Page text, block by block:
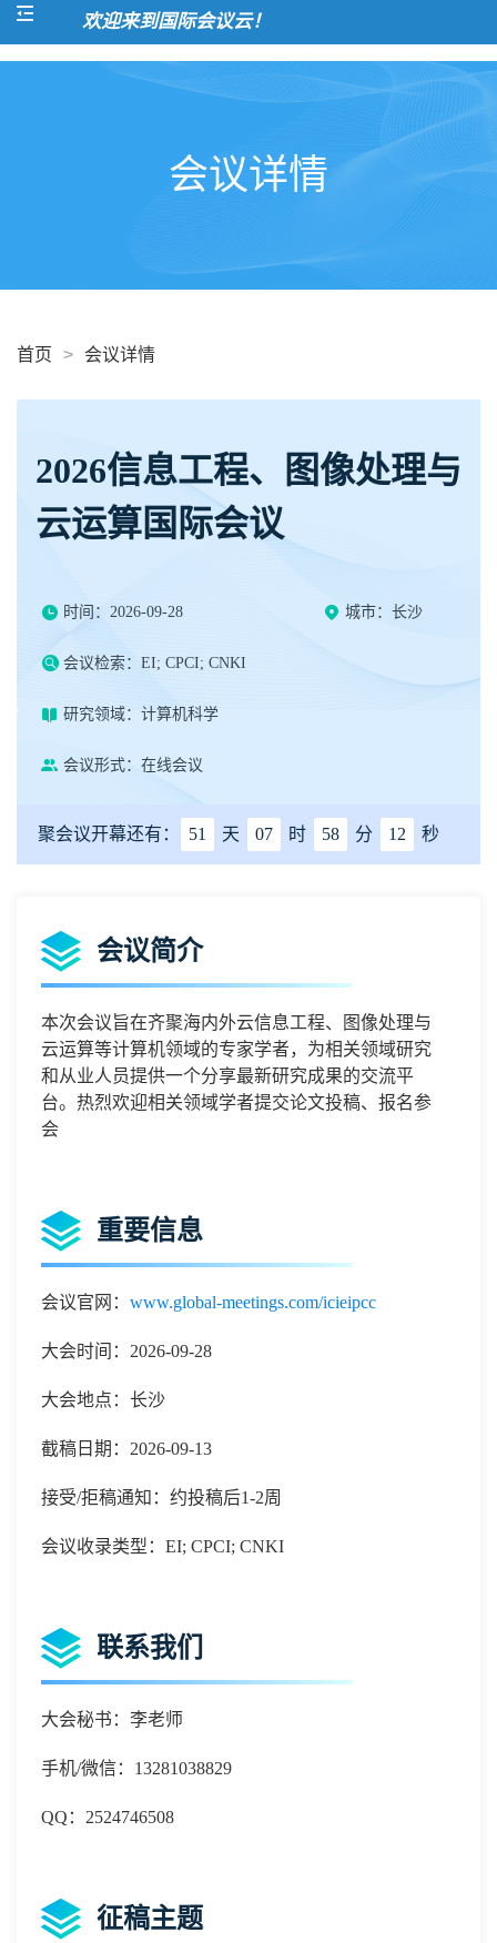
欢迎来到国际会议云！
会议详情
首页 > 会议详情
2026信息工程、图像处理与
云运算国际会议
时间：2026-09-28 城市：长沙
会议检索：EI; CPCI; CNKI
研究领域：计算机科学
会议形式：在线会议
聚会议开幕还有： 51 天 07 时 58 分 11 秒
会议简介
本次会议旨在齐聚海内外云信息工程、图像处理与
云运算等计算机领域的专家学者，为相关领域研究
和从业人员提供一个分享最新研究成果的交流平
台。热烈欢迎相关领域学者提交论文投稿、报名参
会
重要信息
会议官网： www.global-meetings.com/icieipcc
大会时间：2026-09-28
大会地点：长沙
截稿日期：2026-09-13
接受/拒稿通知：约投稿后1-2周
会议收录类型：EI; CPCI; CNKI
联系我们
大会秘书：李老师
手机/微信： 13281038829
QQ： 2524746508
征稿主题